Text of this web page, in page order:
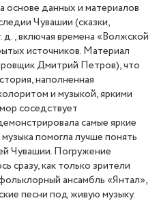
основе данных и материалов
Чувашии (сказки,
д., включая времена «Волжской
источников. Материал
Дмитрий Петров), что
наполненная
и музыкой, яркими
соседствует
самые яркие
помогла лучше понять
Чувашии. Погружение
сразу, как только зрители
ансамбль «Янтал»,
песни под живую музыку.